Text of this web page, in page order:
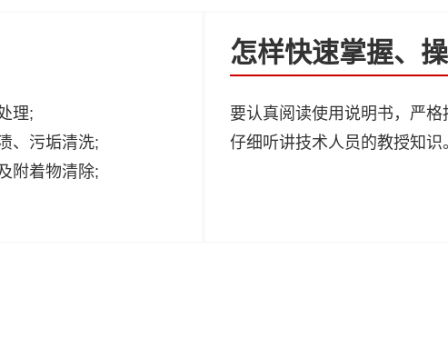
理;
、污垢清洗;
附着物清除;
怎样快速掌握、
要认真阅读使用说明书，严格
仔细听讲技术人员的教授知识